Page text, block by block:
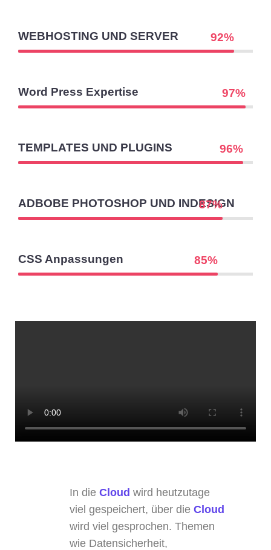
WEBHOSTING UND SERVER 92%
Word Press Expertise 97%
TEMPLATES UND PLUGINS 96%
ADBOBE PHOTOSHOP UND INDESIGN
87%
CSS Anpassungen 85%
In die Cloud wird heutzutage
viel gespeichert, über die Cloud
wird viel gesprochen. Themen
wie Datensicherheit,